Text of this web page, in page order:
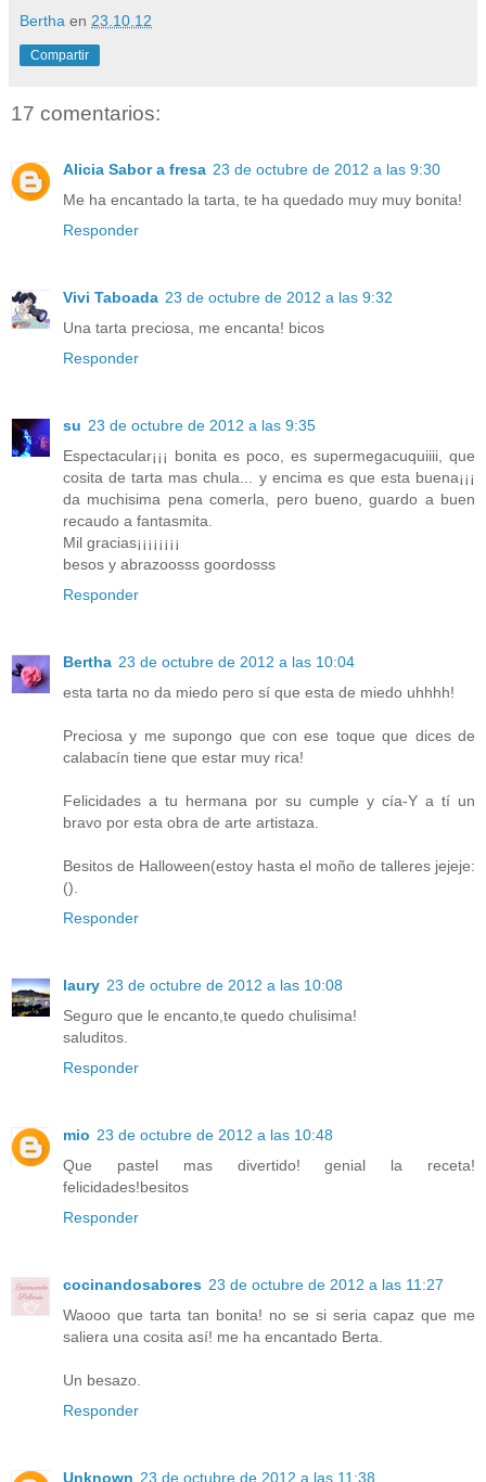
Bertha en 23.10.12
Compartir
17 comentarios:
Alicia Sabor a fresa 23 de octubre de 2012 a las 9:30
Me ha encantado la tarta, te ha quedado muy muy bonita!
Responder
Vivi Taboada 23 de octubre de 2012 a las 9:32
Una tarta preciosa, me encanta! bicos
Responder
su 23 de octubre de 2012 a las 9:35
Espectacular¡¡¡ bonita es poco, es supermegacuquiiii, que
cosita de tarta mas chula... y encima es que esta buena¡¡¡
da muchisima pena comerla, pero bueno, guardo a buen
recaudo a fantasmita.
Mil gracias¡¡¡¡¡¡¡¡
besos y abrazoosss goordosss
Responder
Bertha 23 de octubre de 2012 a las 10:04
esta tarta no da miedo pero sí que esta de miedo uhhhh!
Preciosa y me supongo que con ese toque que dices de
calabacín tiene que estar muy rica!
Felicidades a tu hermana por su cumple y cía-Y a tí un
bravo por esta obra de arte artistaza.
Besitos de Halloween(estoy hasta el moño de talleres jejeje:
().
Responder
laury 23 de octubre de 2012 a las 10:08
Seguro que le encanto,te quedo chulisima!
saluditos.
Responder
mio 23 de octubre de 2012 a las 10:48
Que pastel mas divertido! genial la receta!
felicidades!besitos
Responder
cocinandosabores 23 de octubre de 2012 a las 11:27
Waooo que tarta tan bonita! no se si seria capaz que me
saliera una cosita así! me ha encantado Berta.
Un besazo.
Responder
Unknown 23 de octubre de 2012 a las 11:38